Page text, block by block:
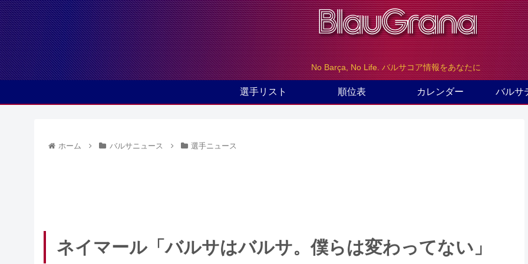
No Barça, No Life. バルサコア情報をあなたに
選手リスト 順位表 カレンダー バルサ
ホーム バルサニュース 選手ニュース
ネイマール「バルサはバルサ。僕らは変わってない」